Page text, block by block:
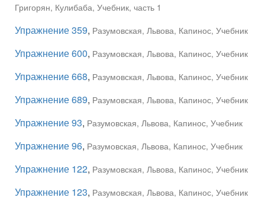
Григорян, Кулибаба, Учебник, часть 1
Упражнение 359, Разумовская, Львова, Капинос, Учебник
Упражнение 600, Разумовская, Львова, Капинос, Учебник
Упражнение 668, Разумовская, Львова, Капинос, Учебник
Упражнение 689, Разумовская, Львова, Капинос, Учебник
Упражнение 93, Разумовская, Львова, Капинос, Учебник
Упражнение 96, Разумовская, Львова, Капинос, Учебник
Упражнение 122, Разумовская, Львова, Капинос, Учебник
Упражнение 123, Разумовская, Львова, Капинос, Учебник